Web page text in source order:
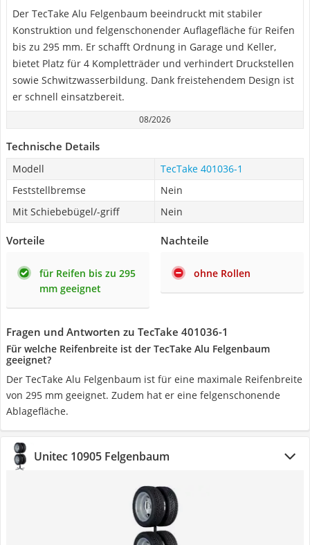
Der TecTake Alu Felgenbaum beeindruckt mit stabiler
Konstruktion und felgenschonender Auflagefläche für Reifen
bis zu 295 mm. Er schafft Ordnung in Garage und Keller,
bietet Platz für 4 Kompletträder und verhindert Druckstellen
sowie Schwitzwasserbildung. Dank freistehendem Design ist
er schnell einsatzbereit.
08/2026
Technische Details
Modell
TecTake 401036-1
Feststellbremse
Nein
Mit Schiebebügel/-griff
Nein
Vorteile
für Reifen bis zu 295
mm geeignet
Nachteile
ohne Rollen
Fragen und Antworten zu TecTake 401036-1
Für welche Reifenbreite ist der TecTake Alu Felgenbaum
geeignet?
Der TecTake Alu Felgenbaum ist für eine maximale Reifenbreite
von 295 mm geeignet. Zudem hat er eine felgenschonende
Ablagefläche.
Unitec 10905 Felgenbaum